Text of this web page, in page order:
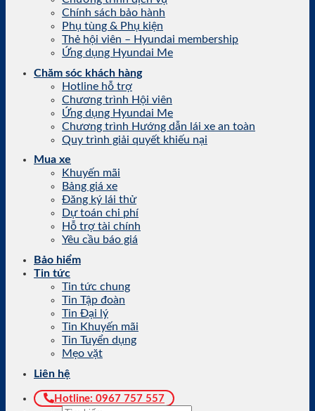
Chính sách bảo hành
Phụ tùng & Phụ kiện
Thẻ hội viên – Hyundai membership
Ứng dụng Hyundai Me
Chăm sóc khách hàng
Hotline hỗ trợ
Chương trình Hội viên
Ứng dụng Hyundai Me
Chương trình Hướng dẫn lái xe an toàn
Quy trình giải quyết khiếu nại
Mua xe
Khuyến mãi
Bảng giá xe
Đăng ký lái thử
Dự toán chi phí
Hỗ trợ tài chính
Yêu cầu báo giá
Bảo hiểm
Tin tức
Tin tức chung
Tin Tập đoàn
Tin Đại lý
Tin Khuyến mãi
Tin Tuyển dụng
Mẹo vặt
Liên hệ
Hotline: 0967 757 557